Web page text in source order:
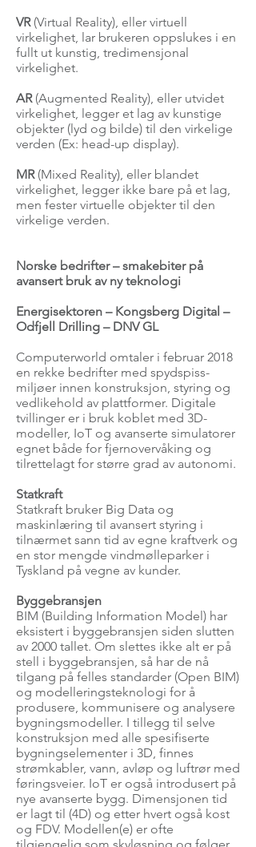
VR(Virtual Reality), eller virtuell
virkelighet, lar brukeren oppslukes i en
fullt ut kunstig, tredimensjonal
virkelighet.
AR(Augmented Reality), eller utvidet
virkelighet, legger et lag av kunstige
objekter (lyd og bilde) til den virkelige
verden (Ex: head-up display).
MR(Mixed Reality), eller blandet
virkelighet, legger ikke bare på et lag,
men fester virtuelle objekter til den
virkelige verden.
Norske bedrifter – smakebiter på
avansert bruk av ny teknologi
Energisektoren – Kongsberg Digital –
Odfjell Drilling – DNV GL
Computerworld omtaler i februar 2018
en rekke bedrifter med spydspiss-
miljøer innen konstruksjon, styring og
vedlikehold av plattformer. Digitale
tvillinger er i bruk koblet med 3D-
modeller, IoT og avanserte simulatorer
egnet både for fjernovervåking og
tilrettelagt for større grad av autonomi.
Statkraft
Statkraft bruker Big Data og
maskinlæring til avansert styring i
tilnærmet sann tid av egne kraftverk og
en stor mengde vindmølleparker i
Tyskland på vegne av kunder.
Byggebransjen
BIM (Building Information Model) har
eksistert i byggebransjen siden slutten
av 2000 tallet. Om slettes ikke alt er på
stell i byggebransjen, så har de nå
tilgang på felles standarder (Open BIM)
og modelleringsteknologi for å
produsere, kommunisere og analysere
bygningsmodeller. I tillegg til selve
konstruksjon med alle spesifiserte
bygningselementer i 3D, finnes
strømkabler, vann, avløp og luftrør med
føringsveier. IoT er også introdusert på
nye avanserte bygg. Dimensjonen tid
er lagt til (4D) og etter hvert også kost
og FDV. Modellen(e) er ofte